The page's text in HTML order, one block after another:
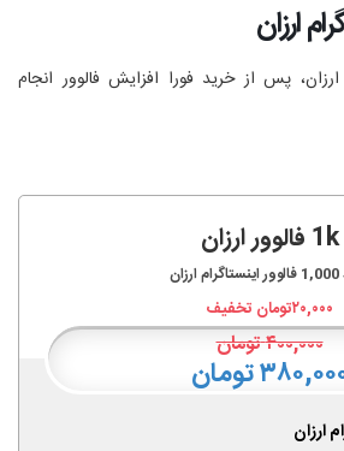
ارزان
ارزان، پس از خرید فورا افزایش فالوور انجام‌
1k فالوور ارزان
1,000 فالوور اینستاگرام ارزان
۲۰,۰۰۰تومان تخفیف
۴۰۰,۰۰۰تومان
تومان
ارزان